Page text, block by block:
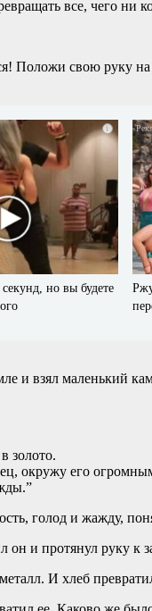
все, чего ни
Положи свою руку на
i
но вы будете
и взял маленький
золото.
окружу его
голод и жажду,
и протянул руку к
И хлеб